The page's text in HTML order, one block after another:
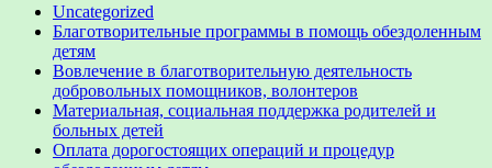
Uncategorized
Благотворительные программы в помощь обездоленным
детям
Вовлечение в благотворительную деятельность
добровольных помощников, волонтеров
Материальная, социальная поддержка родителей и
больных детей
Оплата дорогостоящих операций и процедур